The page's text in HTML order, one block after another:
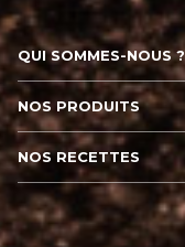
QUI SOMMES-NOUS ?
NOS PRODUITS
NOS RECETTES